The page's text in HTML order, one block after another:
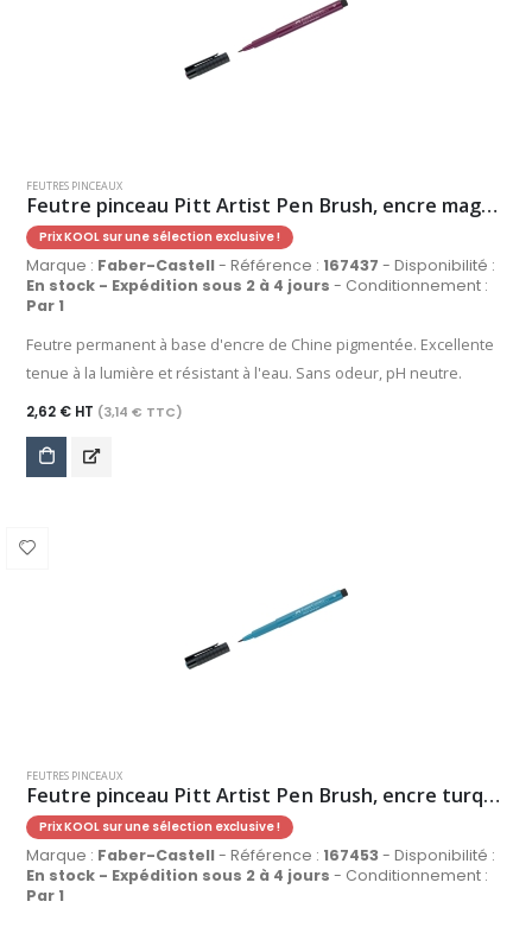
FEUTRES PINCEAUX
Feutre pinceau Pitt Artist Pen Brush, encre magenta
Prix KOOL sur une sélection exclusive !
Marque : Faber-Castell- Référence : 167437 - Disponibilité :
En stock - Expédition sous 2 à 4 jours - Conditionnement :
Par 1
Feutre permanent à base d'encre de Chine pigmentée. Excellente
tenue à la lumière et résistant à l'eau. Sans odeur, pH neutre.
2,62 € HT (3,14 € TTC)
FEUTRES PINCEAUX
Feutre pinceau Pitt Artist Pen Brush, encre turquoise cobalt
Prix KOOL sur une sélection exclusive !
Marque : Faber-Castell- Référence : 167453 - Disponibilité :
En stock - Expédition sous 2 à 4 jours - Conditionnement :
Par 1